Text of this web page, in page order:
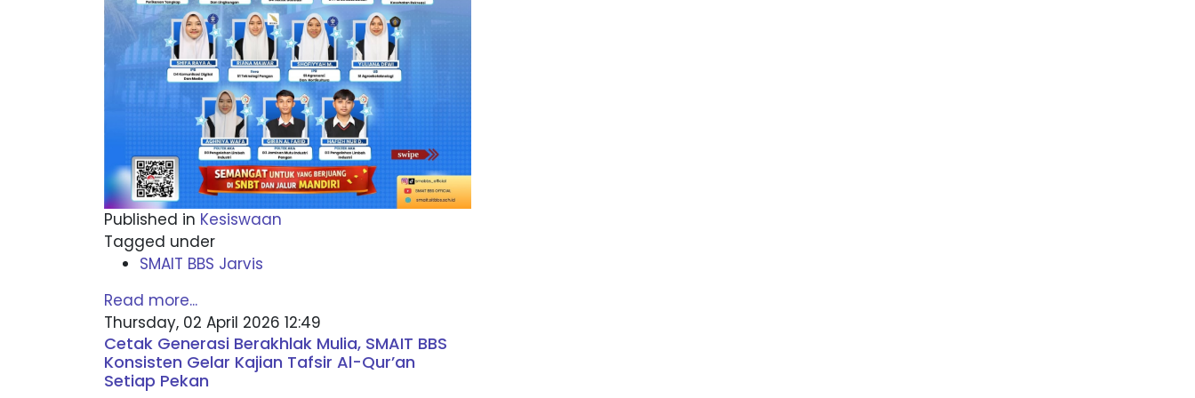
Published in Kesiswaan
Tagged under
SMAIT BBS Jarvis
Read more...
Thursday, 02 April 2026 12:49
Cetak Generasi Berakhlak Mulia, SMAIT BBS
Konsisten Gelar Kajian Tafsir Al-Qur’an
Setiap Pekan